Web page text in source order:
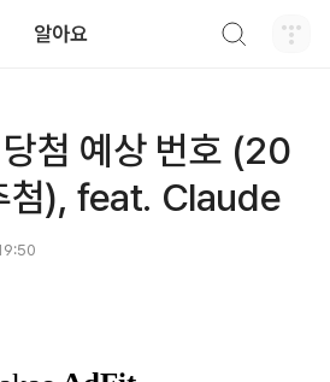
알아요
첨 예상 번호 (20
첨), feat. Claude